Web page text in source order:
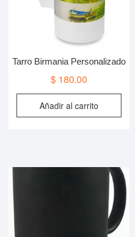
Tarro Birmania Personalizado
$180.00
Añadir al carrito